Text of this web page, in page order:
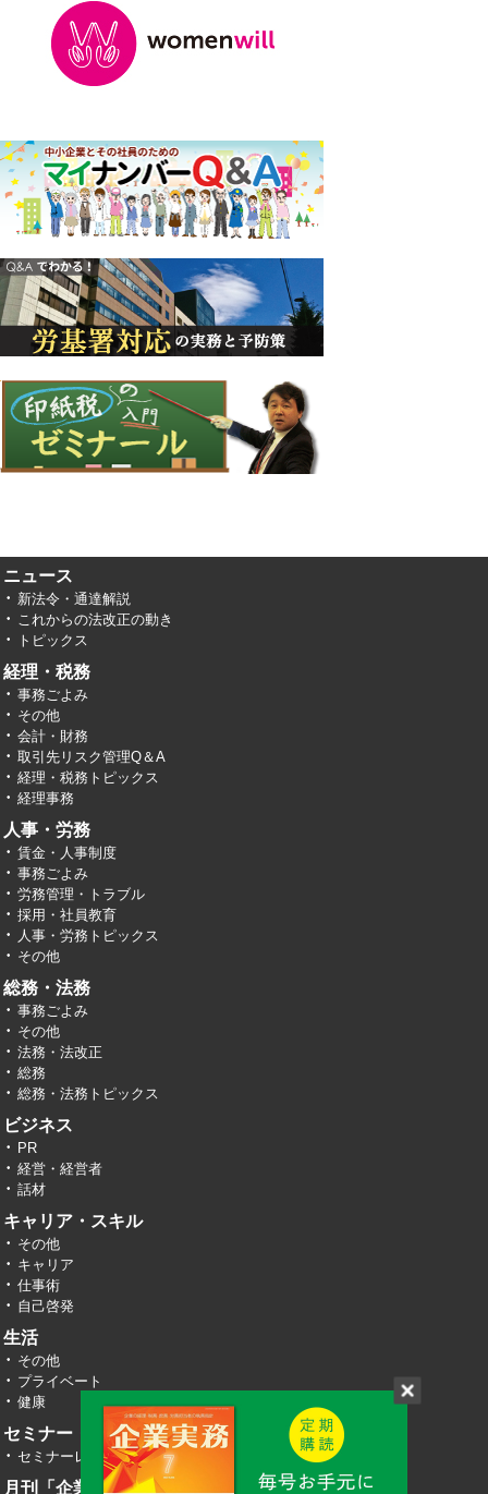
ニュース
新法令・通達解説
これからの法改正の動き
トピックス
経理・税務
事務ごよみ
その他
会計・財務
取引先リスク管理Q＆A
経理・税務トピックス
経理事務
人事・労務
賃金・人事制度
事務ごよみ
労務管理・トラブル
採用・社員教育
人事・労務トピックス
その他
総務・法務
事務ごよみ
その他
法務・法改正
総務
総務・法務トピックス
ビジネス
PR
経営・経営者
話材
キャリア・スキル
その他
キャリア
仕事術
自己啓発
生活
その他
プライベート
健康
セミナー・イベント
セミナーレポート
月刊「企業実務」